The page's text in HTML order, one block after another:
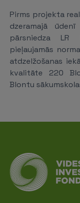
Pirms projekta
dzeramajā
pārsniedza LR
pieļaujamās
atdzelžošanas
kvalitāte 220
Blontu